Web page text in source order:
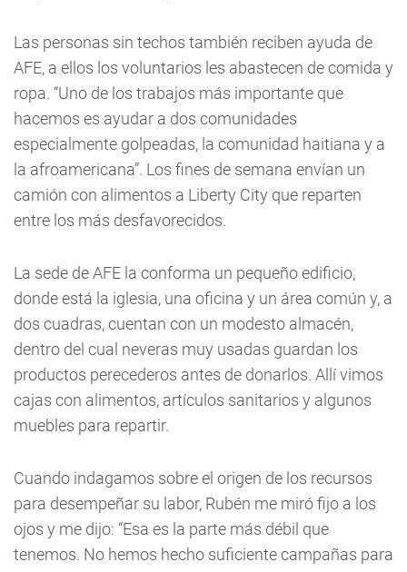
Las personas sin techos también reciben ayuda de
AFE, a ellos los voluntarios les abastecen de comida y
ropa. “Uno de los trabajos más importante que
hacemos es ayudar a dos comunidades
especialmente golpeadas, la comunidad haitiana y a
la afroamericana”. Los fines de semana envían un
camión con alimentos a Liberty City que reparten
entre los más desfavorecidos.
La sede de AFE la conforma un pequeño edificio,
donde está la iglesia, una oficina y un área común y, a
dos cuadras, cuentan con un modesto almacén,
dentro del cual neveras muy usadas guardan los
productos perecederos antes de donarlos. Allí vimos
cajas con alimentos, artículos sanitarios y algunos
muebles para repartir.
Cuando indagamos sobre el origen de los recursos
para desempeñar su labor, Rubén me miró fijo a los
ojos y me dijo: “Esa es la parte más débil que
tenemos. No hemos hecho suficiente campañas para